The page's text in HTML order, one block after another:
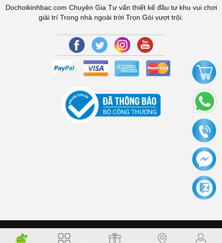
Dochoikinhbac.com Chuyên Gia Tư vấn thiết kế đầu tư khu vui chơi
giải trí Trong nhà ngoài trời Trọn Gói vượt trội.
Copyright © 2006 Dochoikinhbac.com Alright reversed. Designed